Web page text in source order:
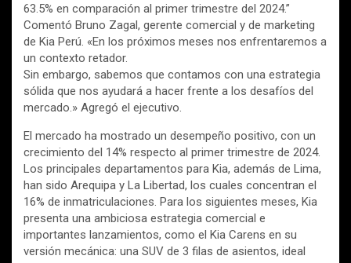
63.5% en comparación al primer trimestre del 2024.”
Comentó Bruno Zagal, gerente comercial y de marketing
de Kia Perú. «En los próximos meses nos enfrentaremos a
un contexto retador.
Sin embargo, sabemos que contamos con una estrategia
sólida que nos ayudará a hacer frente a los desafíos del
mercado.» Agregó el ejecutivo.
El mercado ha mostrado un desempeño positivo, con un
crecimiento del 14% respecto al primer trimestre de 2024.
Los principales departamentos para Kia, además de Lima,
han sido Arequipa y La Libertad, los cuales concentran el
16% de inmatriculaciones. Para los siguientes meses, Kia
presenta una ambiciosa estrategia comercial e
importantes lanzamientos, como el Kia Carens en su
versión mecánica: una SUV de 3 filas de asientos, ideal